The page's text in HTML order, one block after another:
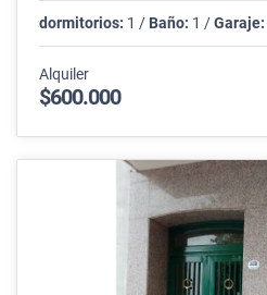
dormitorios: 1 / Baño: 1 /Garaje:
Alquiler
$600.000